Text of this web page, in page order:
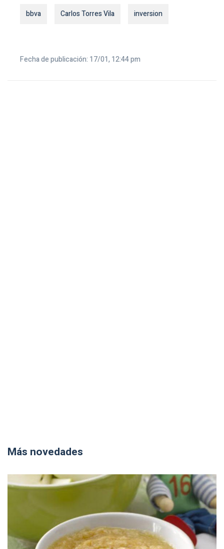
bbva Carlos Torres Vila inversion
Fecha de publicación: 17/01, 12:44 pm
Más novedades